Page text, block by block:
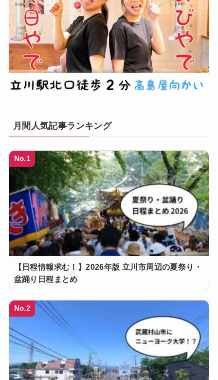
月間人気記事ランキング
No.1
【日程情報求む！】2026年版 立川市周辺の夏祭り・
盆踊り日程まとめ
No.2